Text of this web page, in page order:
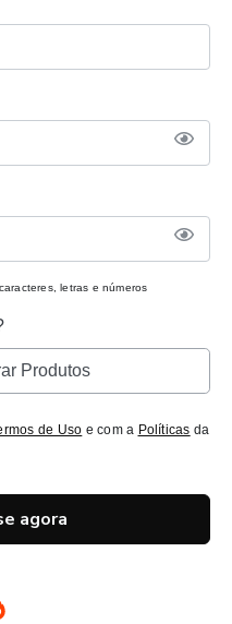
letras e números
Produtos
de Uso e com a Políticas da
agora